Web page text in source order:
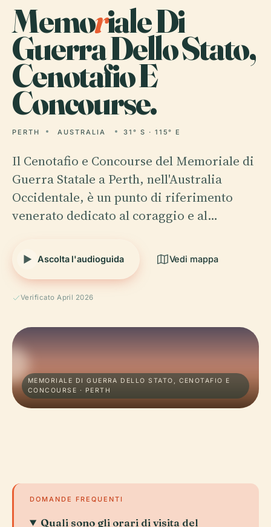
Memoriale Di
Guerra Dello Stato,
Cenotafio E
Concourse.
PERTH AUSTRALIA 31° S · 115° E
Il Cenotafio e Concourse del Memoriale di
Guerra Statale a Perth, nell'Australia
Occidentale, è un punto di riferimento
venerato dedicato al coraggio e al…
Ascolta l'audioguida Vedi mappa
Verificato April 2026
MEMORIALE DI GUERRA DELLO STATO, CENOTAFIO E
CONCOURSE · PERTH
DOMANDE FREQUENTI
Quali sono gli orari di visita del